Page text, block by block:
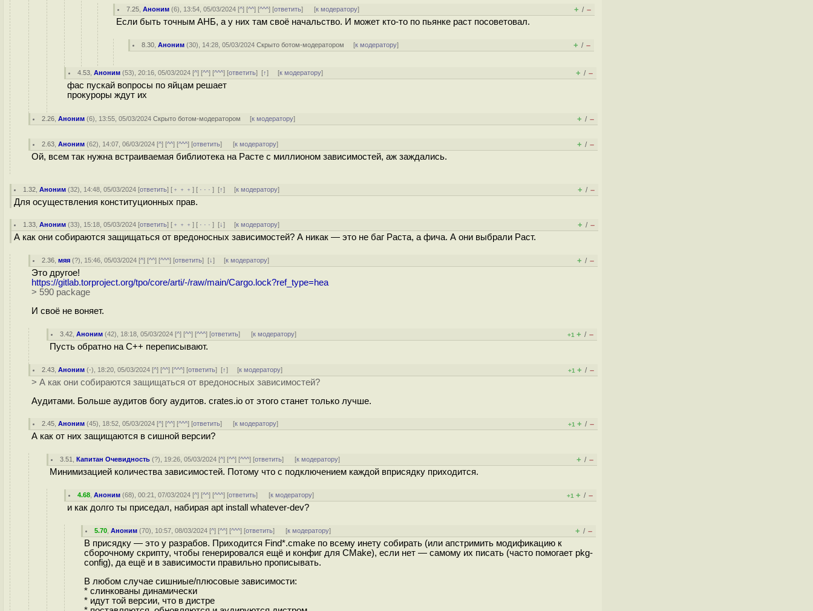
7.25 ,Аноним (6), 13:54, 05/03/2024 [^] [^^] [^^^] [ответить] [к модератору] + / –
Если быть точным АНБ, а у них там своё начальство. И может кто-то по пьянке раст посоветовал.
8.30 ,Аноним (30), 14:28, 05/03/2024Скрыто ботом-модератором [к модератору] + / –
4.53 ,Аноним (53), 20:16, 05/03/2024 [^] [^^] [^^^] [ответить][↑] [к модератору] + / –
фас пускай вопросы по яйцам решает
прокуроры ждут их
2.26 ,Аноним (6), 13:55, 05/03/2024Скрыто ботом-модератором [к модератору] + / –
2.63 ,Аноним (62), 14:07, 06/03/2024 [^] [^^] [^^^] [ответить] [к модератору] + / –
Ой, всем так нужна встраиваемая библиотека на Расте с миллионом зависимостей, аж заждались.
1.32 ,Аноним (32), 14:48, 05/03/2024 [ответить] [ ﹢﹢﹢] [ · · ·][↑] [к модератору] + / –
Для осуществления конституционных прав.
1.33 ,Аноним (33), 15:18, 05/03/2024 [ответить] [ ﹢﹢﹢] [ · · ·][↓] [к модератору] + / –
А как они собираются защищаться от вредоносных зависимостей? А никак — это не баг Раста, а фича. А они выбрали Раст.
2.36 ,мяя (?), 15:46, 05/03/2024 [^] [^^] [^^^] [ответить][↓] [к модератору] + / –
Это другое!
https://gitlab.torproject.org/tpo/core/arti/-/raw/main/Cargo.lock?ref_type=hea
> 590 package
И своё не воняет.
3.42 ,Аноним (42), 18:18, 05/03/2024 [^] [^^] [^^^] [ответить] [к модератору] +1 + / –
Пусть обратно на C++ переписывают.
2.43 ,Аноним (-), 18:20, 05/03/2024 [^] [^^] [^^^] [ответить][↑] [к модератору] +1 + / –
> А как они собираются защищаться от вредоносных зависимостей?
Аудитами. Больше аудитов богу аудитов. crates.io от этого станет только лучше.
2.45 ,Аноним (45), 18:52, 05/03/2024 [^] [^^] [^^^] [ответить] [к модератору] +1 + / –
А как от них защищаются в сишной версии?
3.51 ,Капитан Очевидность (?), 19:26, 05/03/2024 [^] [^^] [^^^] [ответить] [к модератору] + / –
Минимизацией количества зависимостей. Потому что с подключением каждой вприсядку приходится.
4.68 ,Аноним (68), 00:21, 07/03/2024 [^] [^^] [^^^] [ответить] [к модератору] +1 + / –
и как долго ты приседал, набирая apt install whatever-dev?
5.70 ,Аноним (70), 10:57, 08/03/2024 [^] [^^] [^^^] [ответить] [к модератору] + / –
В присядку — это у разрабов. Приходится Find*.cmake по всему инету собирать (или апстримить модификацию к
сборочному скрипту, чтобы генерировался ещё и конфиг для CMake), если нет — самому их писать (часто помогает pkg-
config), да ещё и в зависимости правильно прописывать.
В любом случае сишниые/плюсовые зависимости:
* слинкованы динамически
* идут той версии, что в дистре